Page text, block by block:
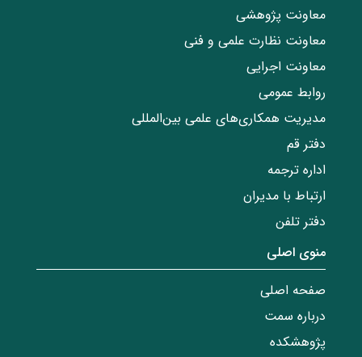
معاونت پژوهشی
معاونت نظارت علمی و فنی
معاونت اجرایی
روابط عمومی
مدیریت همکاری‌های علمی بین‌المللی
دفتر قم
اداره ترجمه
ارتباط با مدیران
دفتر تلفن
منوی اصلی
صفحه اصلی
درباره سمت
پژوهشکده